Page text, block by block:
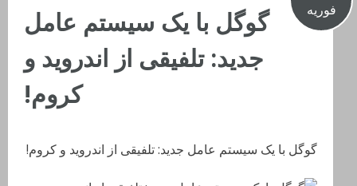
فوریه
گوگل با یک سیستم عامل
جدید: تلفیقی از اندروید و
کروم!
گوگل با یک سیستم عامل جدید: تلفیقی از اندروید و کروم!